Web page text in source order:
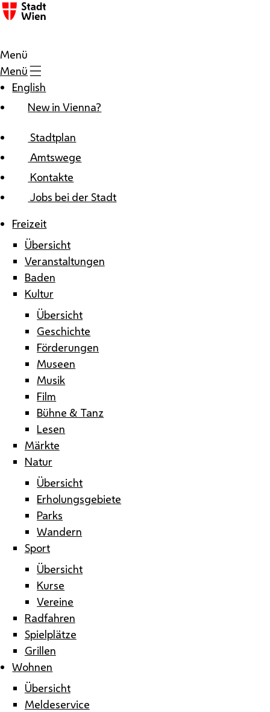
Zum Inhalt
Menü
Menü
English
New in Vienna?
Stadtplan
Amtswege
Kontakte
Jobs bei der Stadt
Freizeit
Übersicht
Veranstaltungen
Baden
Kultur
Übersicht
Geschichte
Förderungen
Museen
Musik
Film
Bühne & Tanz
Lesen
Märkte
Natur
Übersicht
Erholungsgebiete
Parks
Wandern
Sport
Übersicht
Kurse
Vereine
Radfahren
Spielplätze
Grillen
Wohnen
Übersicht
Meldeservice